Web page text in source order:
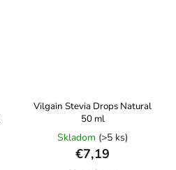
Vilgain Stevia Drops Natural
50 ml
Skladom (>5 ks)
€7,19